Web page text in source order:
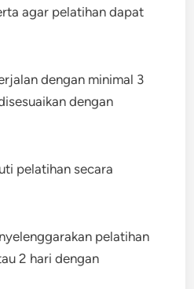
agar pelatihan dapat
dengan minimal 3
dengan
pelatihan secara
pelatihan
2 hari dengan